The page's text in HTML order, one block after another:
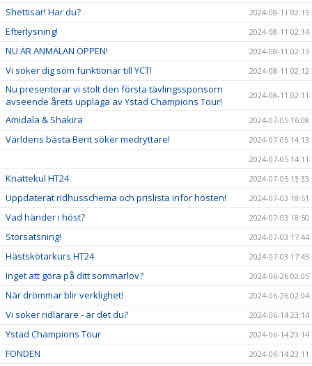
Shettisar! Har du? 2024-08-11 02:15
Efterlysning! 2024-08-11 02:14
NU ÄR ANMÄLAN ÖPPEN! 2024-08-11 02:13
Vi söker dig som funktionär till YCT! 2024-08-11 02:12
Nu presenterar vi stolt den första tävlingssponsorn
avseende årets upplaga av Ystad Champions Tour!
2024-08-11 02:11
Amidala & Shakira 2024-07-05 16:08
Världens bästa Berit söker medryttare!
2024-07-05 14:13
2024-07-05 14:11
Knattekul HT24 2024-07-05 13:33
Uppdaterat ridhusschema och prislista inför hösten! 2024-07-03 18:51
Vad händer i höst? 2024-07-03 18:50
Storsatsning! 2024-07-03 17:44
Hästskötarkurs HT24 2024-07-03 17:43
Inget att göra på ditt sommarlov? 2024-06-26 02:05
När drömmar blir verklighet! 2024-06-26 02:04
Vi söker ridlärare - är det du? 2024-06-14 23:14
Ystad Champions Tour 2024-06-14 23:14
FONDEN 2024-06-14 23:11